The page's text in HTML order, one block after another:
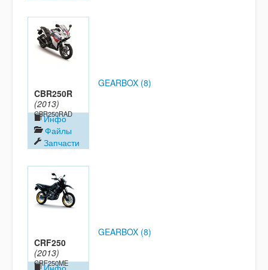
CBR250R
(2013)
CBR250RAD
Инфо
Файлы
Запчасти
GEARBOX (8)
CRF250
(2013)
CRF250ME
Инфо
GEARBOX (8)